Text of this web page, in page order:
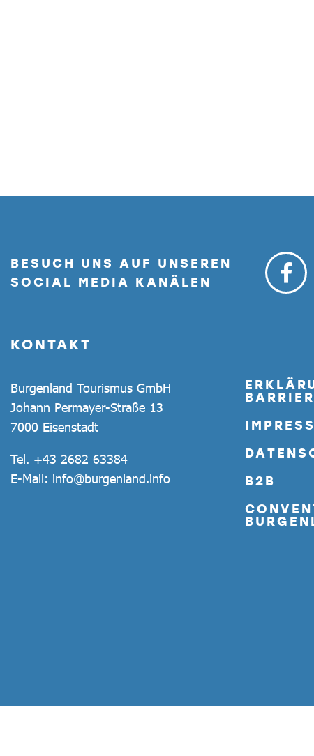
BESUCH UNS AUF UNSEREN
SOCIAL MEDIA KANÄLEN
KONTAKT
Burgenland Tourismus GmbH
Johann Permayer-Straße 13
7000 Eisenstadt
Tel. +43 2682 63384
E-Mail: info@burgenland.info
B2B